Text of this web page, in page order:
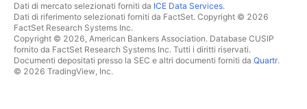
Dati di mercato selezionati forniti da ICE Data Services.
Dati di riferimento selezionati forniti da FactSet. Copyright © 2026
FactSet Research Systems Inc.
Copyright © 2026, American Bankers Association. Database CUSIP
fornito da FactSet Research Systems Inc. Tutti i diritti riservati.
Documenti depositati presso la SEC e altri documenti forniti da Quartr.
© 2026 TradingView, Inc.